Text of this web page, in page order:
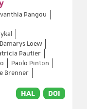
Pangou
Damarys Loew
Pautier
Paolo Pinton
Brenner
HAL DOI